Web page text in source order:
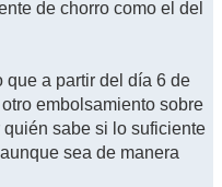
de chorro como el del
que a partir del día 6 de
embolsamiento sobre
sabe si lo suficiente
sea de manera